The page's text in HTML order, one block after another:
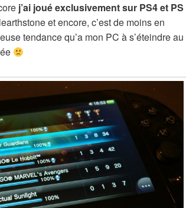
j’ai joué exclusivement sur PS4 et PS
et encore, c’est de moins en
tendance qu’a mon PC à s’éteindre au